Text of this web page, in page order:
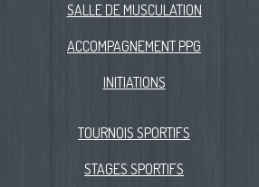
SALLE DE MUSCULATION
ACCOMPAGNEMENT PPG
INITIATIONS
TOURNOIS SPORTIFS
STAGES SPORTIFS